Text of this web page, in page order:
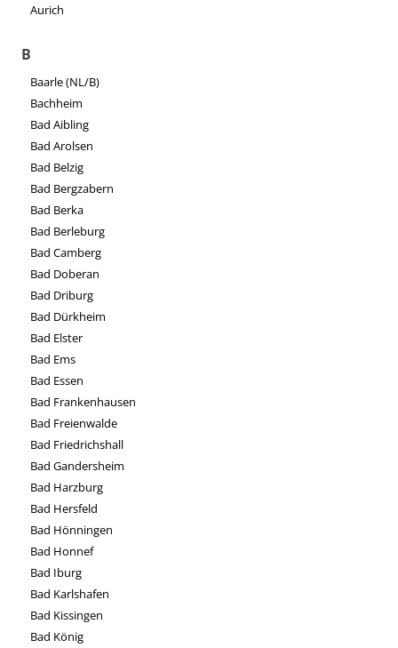
Aurich
B
Baarle (NL/B)
Bachheim
Bad Aibling
Bad Arolsen
Bad Belzig
Bad Bergzabern
Bad Berka
Bad Berleburg
Bad Camberg
Bad Doberan
Bad Driburg
Bad Dürkheim
Bad Elster
Bad Ems
Bad Essen
Bad Frankenhausen
Bad Freienwalde
Bad Friedrichshall
Bad Gandersheim
Bad Harzburg
Bad Hersfeld
Bad Hönningen
Bad Honnef
Bad Iburg
Bad Karlshafen
Bad Kissingen
Bad König